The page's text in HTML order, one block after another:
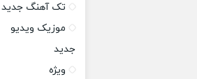
تک آهنگ جدید
موزیک ویدیو
جدید
ویژه